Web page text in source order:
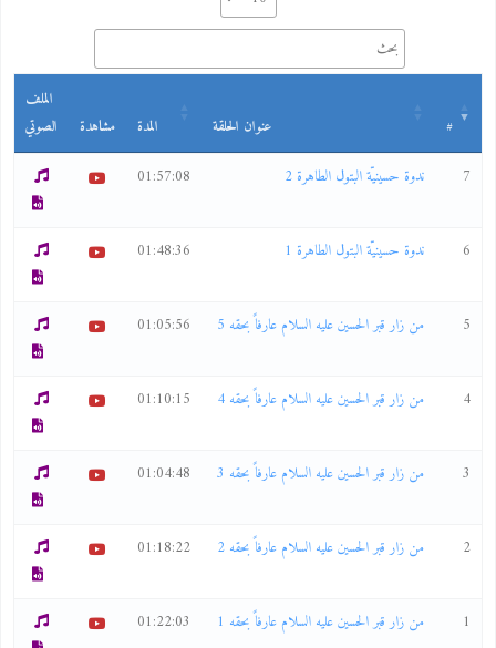
عنوان الحلقة المدة مشاهدة
الملف
الصوتي
ندوة حسينيّة البتول الطاهرة 2 01:57:08
ندوة حسينيّة البتول الطاهرة 1 01:48:36
من زار قبر الحسين عليه السلام عارفاً بحقه 5 01:05:56
من زار قبر الحسين عليه السلام عارفاً بحقه 4 01:10:15
من زار قبر الحسين عليه السلام عارفاً بحقه 3 01:04:48
من زار قبر الحسين عليه السلام عارفاً بحقه 2 01:18:22
من زار قبر الحسين عليه السلام عارفاً بحقه 1 01:22:03